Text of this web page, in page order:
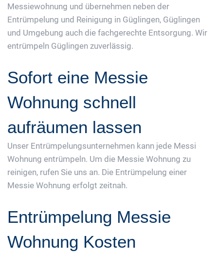
Messiewohnung und übernehmen neben der
Entrümpelung und Reinigung in Güglingen, Güglingen
und Umgebung auch die fachgerechte Entsorgung. Wir
entrümpeln Güglingen zuverlässig.
Sofort eine Messie
Wohnung schnell
aufräumen lassen
Unser Entrümpelungsunternehmen kann jede Messi
Wohnung entrümpeln. Um die Messie Wohnung zu
reinigen, rufen Sie uns an. Die Entrümpelung einer
Messie Wohnung erfolgt zeitnah.
Entrümpelung Messie
Wohnung Kosten